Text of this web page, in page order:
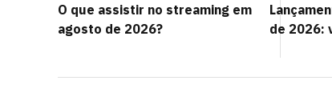
O que assistir no streaming em
agosto de 2026?
de 2026: